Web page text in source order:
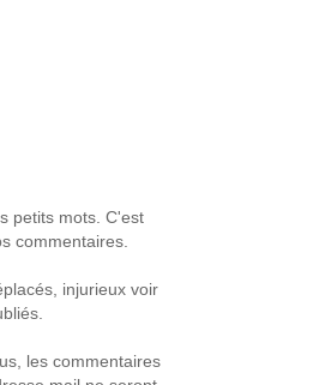
petits mots. C'est
commentaires.
injurieux voir
les commentaires